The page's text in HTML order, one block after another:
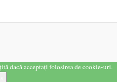
dacă acceptați folosirea de cookie-uri.